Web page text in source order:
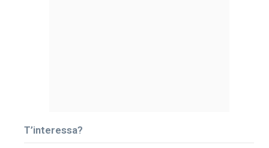
T’interessa?